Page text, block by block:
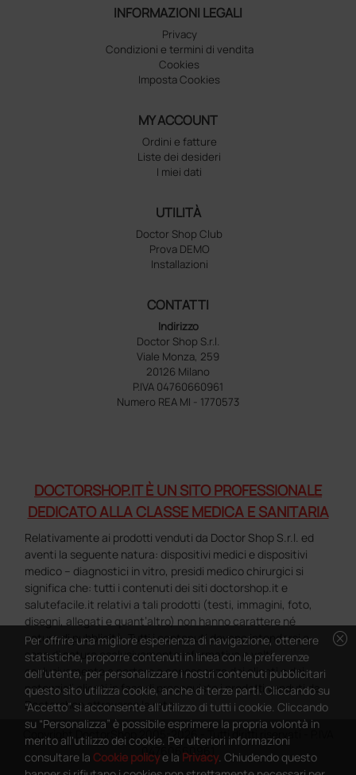
INFORMAZIONI LEGALI
Privacy
Condizioni e termini di vendita
Cookies
Imposta Cookies
MY ACCOUNT
Ordini e fatture
Liste dei desideri
I miei dati
UTILITÀ
Doctor Shop Club
Prova DEMO
Installazioni
CONTATTI
Indirizzo
Doctor Shop S.r.l.
Viale Monza, 259
20126 Milano
P.IVA 04760660961
Numero REA MI - 1770573
DOCTORSHOP.IT È UN SITO PROFESSIONALE
DEDICATO ALLA CLASSE MEDICA E SANITARIA
Relativamente ai prodotti venduti da Doctor Shop S.r.l. ed
aventi la seguente natura: dispositivi medici e dispositivi
medico – diagnostici in vitro, presidi medico chirurgici si
significa che: tutti i contenuti dei siti doctorshop.it e
salutefacile.it relativi a tali prodotti (testi, immagini, foto,
disegni, allegati e quant’altro) non hanno carattere né
natura di pubblicità. Tutti i contenuti devono intendersi e
sono di natura esclusivamente informativa e volti
esclusivamente a portare a conoscenza dei clienti e dei
potenziali clienti in fase di preacquisto i prodotti venduti da
Doctorshop attraverso la rete.
Copyright DoctorShop 2005-2026 - Tutti diritti riservati - P.IVA
04760660961
cancel
Per offrire una migliore esperienza di navigazione, ottenere
statistiche, proporre contenuti in linea con le preferenze
dell'utente, per personalizzare i nostri contenuti pubblicitari
questo sito utilizza cookie, anche di terze parti. Cliccando su
“Accetto” si acconsente all'utilizzo di tutti i cookie. Cliccando
su “Personalizza” è possibile esprimere la propria volontà in
merito all'utilizzo dei cookie. Per ulteriori informazioni
consultare la Cookie policye la Privacy. Chiudendo questo